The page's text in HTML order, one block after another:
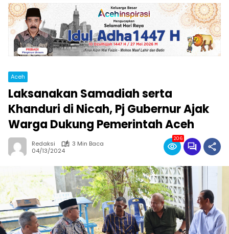
Aceh
Laksanakan Samadiah serta
Khanduri di Nicah, Pj Gubernur Ajak
Warga Dukung Pemerintah Aceh
Redaksi
3 Min Baca
04/13/2024
206